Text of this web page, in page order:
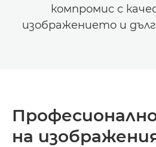
компромис с
изображението и
на